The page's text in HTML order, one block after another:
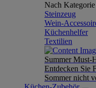
Nach Kategorie
Steinzeug
Wein-
Küchenhelfer
Textilien
Summer Must-
Entdecken Sie
Sommer nicht